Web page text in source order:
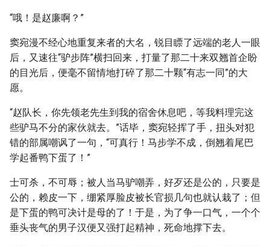
“哦！是赵廉啊？”
窦宛漫不经心地重复来者的大名，锐目瞟了远端的老人一眼
后，又速往“驴步阵”横扫回来，打量了那二十来双翘首企盼
的目光后，便毫不留情地打碎了那二十颗“有志一同”的大
愿。
“赵队长，你先领老先生到我的宿舍休息吧，等我料理完这
些驴马不分的家伙就去。”话毕，窦宛轻挥了手，扭头对犯
错的部属嘲讽了一句，“可真行！马步学不成，倒翘着尾巴
学起番鸭下蛋了！”
士可杀，不可辱；被人当马驴嘲弄，好歹还是公的，只要是
公的，赖皮一下，绷紧厚脸皮被长官损几句也就认栽了；但
是下蛋的鸭可决计是母的了！于是，为了争一口气，一个个
垂头丧气的男子汉便又强打起精神，死命地撑下去。